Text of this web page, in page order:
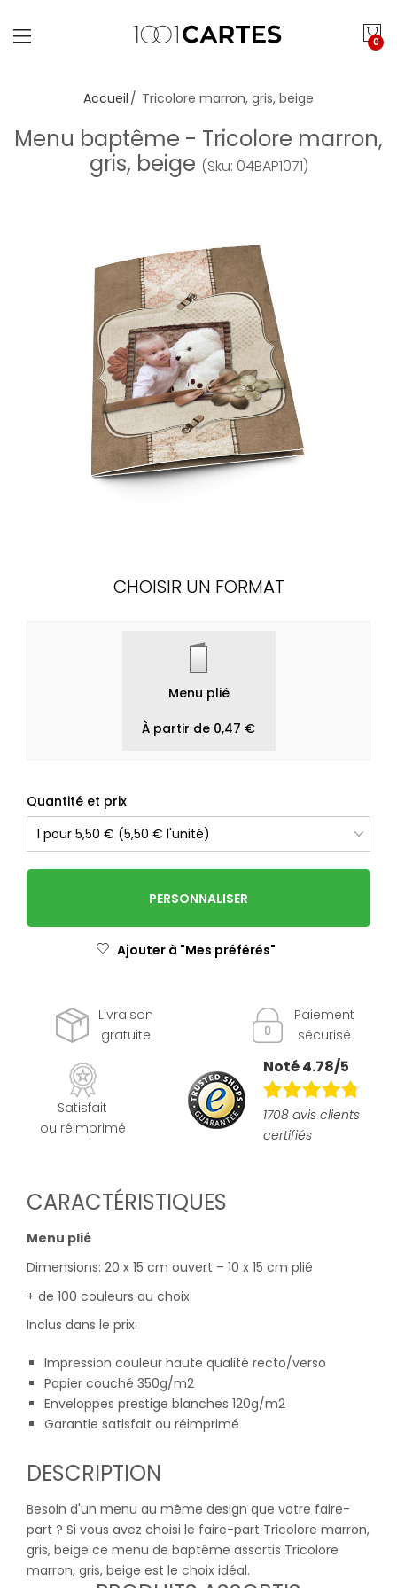
0
Accueil Tricolore marron, gris, beige
Menu baptême - Tricolore marron,
gris, beige (Sku: 04BAP1071)
CHOISIR UN FORMAT
Menu plié
À partir de 0,47 €
Quantité et prix
PERSONNALISER
Ajouter à "Mes préférés"
Livraison
gratuite
Paiement
sécurisé
Satisfait
ou réimprimé
Noté 4.78/5
1708 avis clients
certifiés
CARACTÉRISTIQUES
Menu plié
Dimensions: 20 x 15 cm ouvert – 10 x 15 cm plié
+ de 100 couleurs au choix
Inclus dans le prix:
Impression couleur haute qualité recto/verso
Papier couché 350g/m2
Enveloppes prestige blanches 120g/m2
Garantie satisfait ou réimprimé
DESCRIPTION
Besoin d'un menu au même design que votre faire-
part ? Si vous avez choisi le faire-part Tricolore marron,
gris, beige ce menu de baptême assortis Tricolore
marron, gris, beige est le choix idéal.